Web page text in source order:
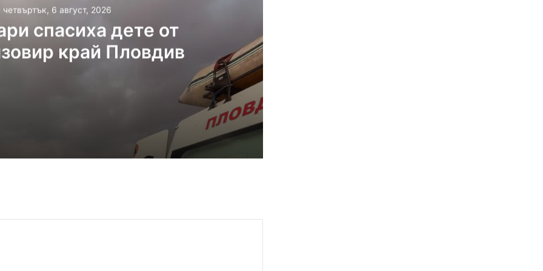
четвъртък, 6 август, 2026
спасиха дете от
край Пловдив
Пожарникари спасиха дете от водите на язовир край Пловдив